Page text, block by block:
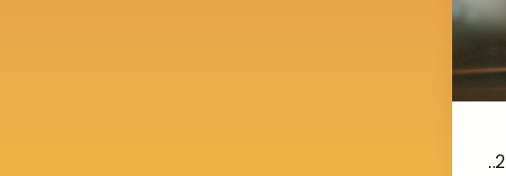
تقارير مؤثر الاتصالية أبريل 2026..